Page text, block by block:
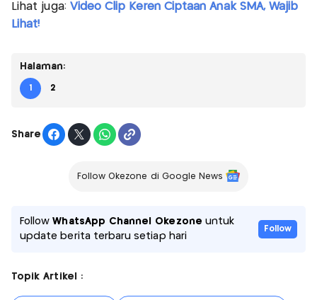
Lihat juga: Video Clip Keren Ciptaan Anak SMA, Wajib
Lihat!
Halaman:
1 2
Share
Follow Okezone di Google News
FollowWhatsApp Channel Okezone untuk
update berita terbaru setiap hari
Follow
Topik Artikel :